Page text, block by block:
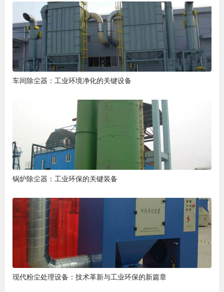
车间除尘器：工业环境净化的关键设备
锅炉除尘器：工业环保的关键装备
现代粉尘处理设备：技术革新与工业环保的新篇章